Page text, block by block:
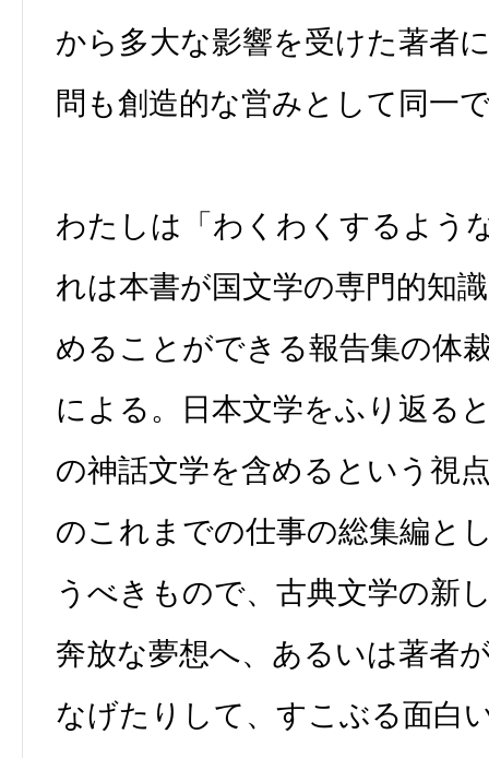
から多大な影響を受けた著者
問も創造的な営みとして同一
わたしは「わくわくするよう
れは本書が国文学の専門的知
めることができる報告集の体
による。日本文学をふり返る
の神話文学を含めるという視
のこれまでの仕事の総集編と
うべきもので、古典文学の新
奔放な夢想へ、あるいは著者
なげたりして、すこぶる面白